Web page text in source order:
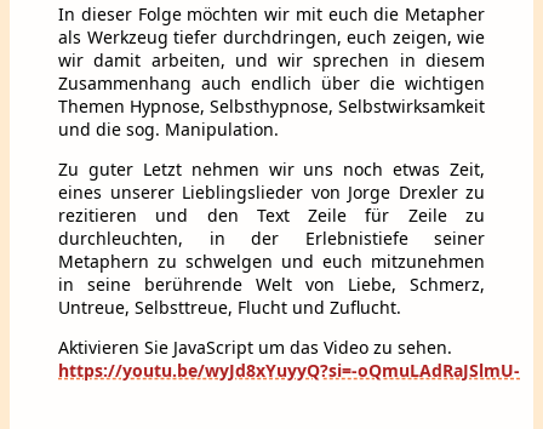
In dieser Folge möchten wir mit euch die Metapher
als Werkzeug tiefer durchdringen, euch zeigen, wie
wir damit arbeiten, und wir sprechen in diesem
Zusammenhang auch endlich über die wichtigen
Themen Hypnose, Selbsthypnose, Selbstwirksamkeit
und die sog. Manipulation.
Zu guter Letzt nehmen wir uns noch etwas Zeit,
eines unserer Lieblingslieder von Jorge Drexler zu
rezitieren und den Text Zeile für Zeile zu
durchleuchten, in der Erlebnistiefe seiner
Metaphern zu schwelgen und euch mitzunehmen
in seine berührende Welt von Liebe, Schmerz,
Untreue, Selbsttreue, Flucht und Zuflucht.
Aktivieren Sie JavaScript um das Video zu sehen.
https://youtu.be/wyJd8xYuyyQ?si=-oQmuLAdRaJSlmU-